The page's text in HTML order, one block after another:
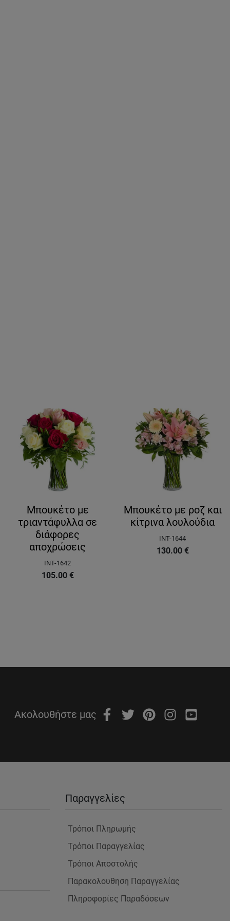
Μπουκέτο με
τριαντάφυλλα σε
διάφορες
αποχρώσεις
INT-1642
105.00 €
Μπουκέτο με ροζ και
κίτρινα λουλούδια
INT-1644
130.00 €
Ακολουθήστε μας
Παραγγελίες
Τρόποι Πληρωμής
Τρόποι Παραγγελίας
Τρόποι Αποστολής
Παρακολουθηση Παραγγελίας
Πληροφορίες Παραδόσεων